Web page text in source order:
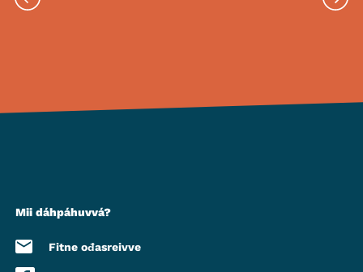
Mii dáhpáhuvvá?
Fitne ođasreivve